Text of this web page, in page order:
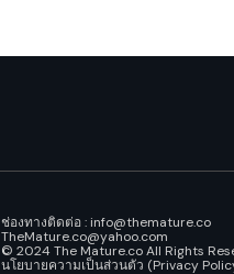
ช่องทางติดต่อ : info@themature.co
TheMature.co@yahoo.com
© 2024 The Mature.co All Rights
นโยบายความเป็นส่วนตัว (Privacy